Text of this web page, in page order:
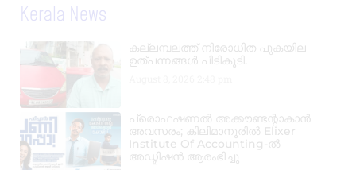
Kerala News
കല്ലമ്പലത്ത് നിരോധിത പുകയില
ഉത്പന്നങ്ങൾ പിടികൂടി.
പ്രൊഫഷണൽ അക്കൗണ്ടന്റാകാൻ
അവസരം; കിലിമാനൂരിൽ Elixer
Institute Of Accounting-ൽ
അഡ്മിഷൻ ആരംഭിച്ചു